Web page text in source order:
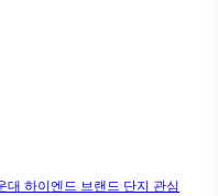
하이엔드 브랜드 단지 관심